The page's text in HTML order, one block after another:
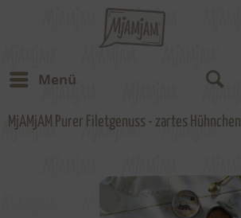
Menü
MjAMjAM Purer Filetgenuss - zartes Hühnchen